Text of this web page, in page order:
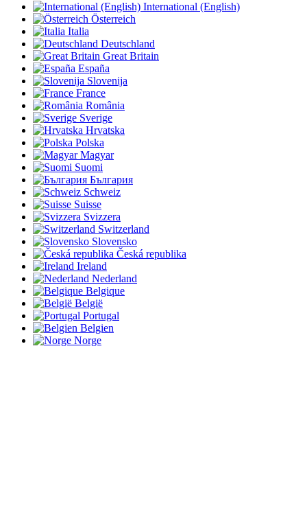
International (English)
Österreich
Italia
Deutschland
Great Britain
España
Slovenija
France
România
Sverige
Hrvatska
Polska
Magyar
Suomi
България
Schweiz
Suisse
Svizzera
Switzerland
Slovensko
Česká republika
Ireland
Nederland
Belgique
België
Portugal
Belgien
Norge